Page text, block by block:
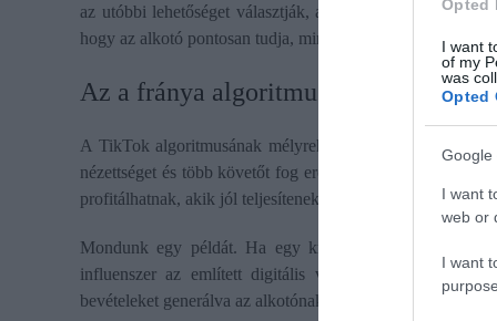
Opted
I want
of my
was
Opted
Google
I want
web or
I want
az utóbbi lehetőséget választják, aminek nyomós oka
hogy az alkotó pontosan tudja, miről beszél.
Az a fránya algoritmus
A TikTok algoritmusának mélyreható ismerete növelheti
nézettséget és több követőt fog eredményezni. A TikTok-
profitálhatnak, akik jól teljesítenek az algoritmus szerint.
Mondunk egy példát. Ha egy kriptovaluta épp nagy
influenszer az említett digitális valutáról beszél,
bevételeket generálva az alkotónak.